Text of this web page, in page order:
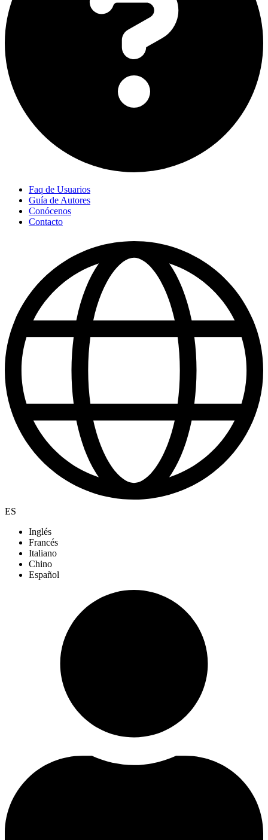
Faq de Usuarios
Guía de Autores
Conócenos
Contacto
ES
Inglés
Francés
Italiano
Chino
Español